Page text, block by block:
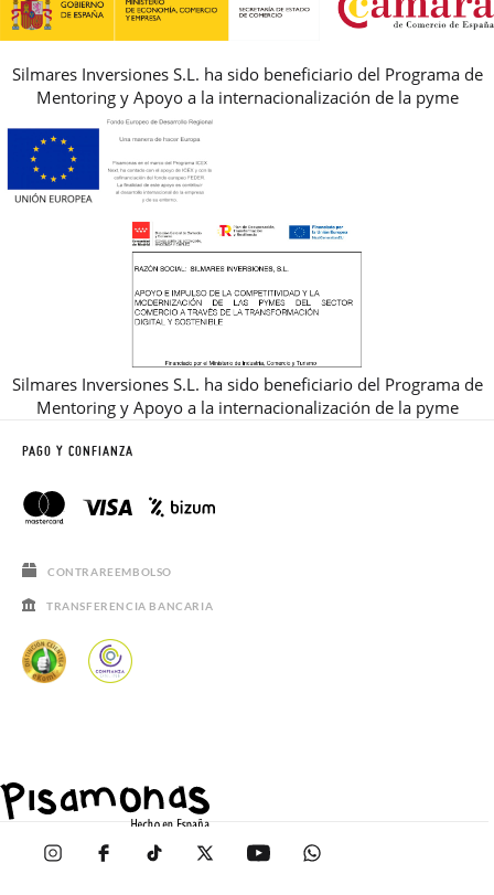
Silmares Inversiones S.L. ha sido beneficiario del Programa de
Mentoring y Apoyo a la internacionalización de la pyme
Silmares Inversiones S.L. ha sido beneficiario del Programa de
Mentoring y Apoyo a la internacionalización de la pyme
PAGO Y CONFIANZA
CONTRAREEMBOLSO
TRANSFERENCIA BANCARIA